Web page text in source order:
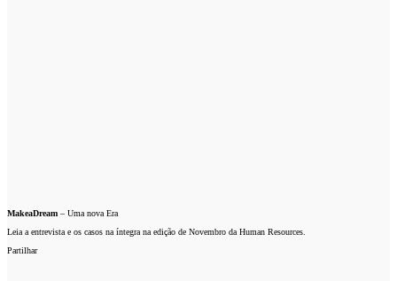
MakeaDream – Uma nova Era
Leia a entrevista e os casos na íntegra na edição de Novembro da Human Resources.
Partilhar